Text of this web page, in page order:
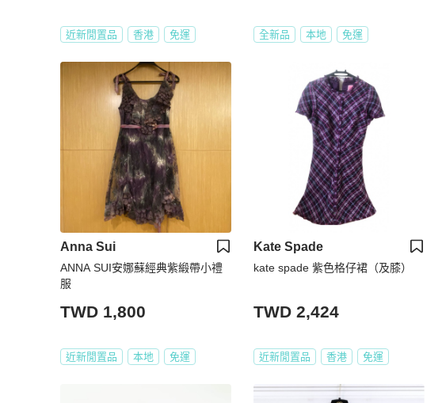
近新閒置品 香港 免運 全新品 本地 免運
Anna Sui
ANNA SUI安娜蘇經典紫緞帶小禮
服
TWD 1,800
近新閒置品 本地 免運
Kate Spade
kate spade 紫色格仔裙（及膝）
TWD 2,424
近新閒置品 香港 免運